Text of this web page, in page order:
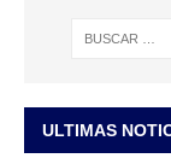
ULTIMAS